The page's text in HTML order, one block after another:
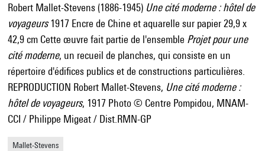
Robert Mallet-Stevens (1886-1945) Une cité moderne : hôtel de
voyageurs1917 Encre de Chine et aquarelle sur papier 29,9 x
42,9 cm Cette œuvre fait partie de l'ensemble Projet pour une
cité moderne, un recueil de planches, qui consiste en un
répertoire d'édifices publics et de constructions particulières.
REPRODUCTION Robert Mallet-Stevens, Une cité moderne :
hôtel de voyageurs, 1917 Photo © Centre Pompidou, MNAM-
CCI / Philippe Migeat / Dist.RMN-GP
Mallet-Stevens